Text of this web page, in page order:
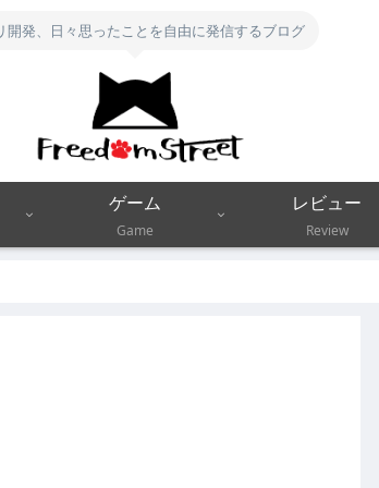
開発、日々思ったことを自由に発信するブログ
ゲーム
Game
レビュー
Review